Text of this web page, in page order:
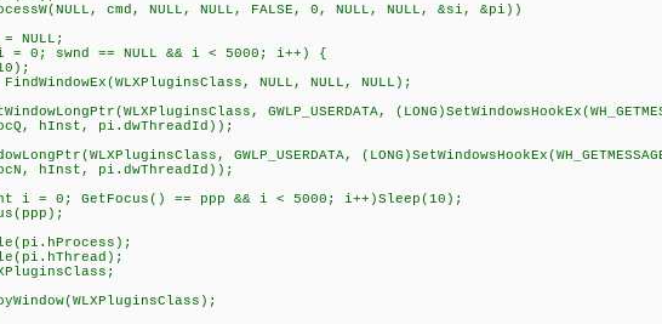
cmd, NULL, NULL, FALSE, 0, NULL, NULL, &si, &pi))
NULL;
== NULL && i < 5000; i++) {
NULL, NULL, NULL);
GWLP_USERDATA,
hInst, pi.dwThreadId));
GWLP_USERDATA,
hInst, pi.dwThreadId));
== ppp && i < 5000; i++)Sleep(10);